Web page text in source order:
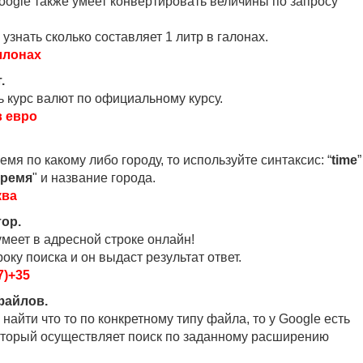
сколько составляет 1 литр в галонах.
курс валют по официальному курсу.
евро
по какому либо городу, то используйте синтаксис: “time”
" и название города.
в адресной строке онлайн!
поиска и он выдаст результат ответ.
что то по конкретному типу файла, то у Google есть
осуществляет поиск по заданному расширению